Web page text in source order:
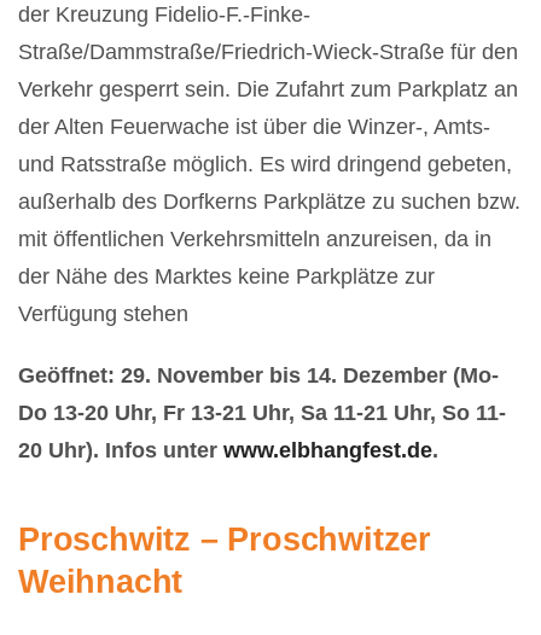
der Kreuzung Fidelio-F.-Finke-
Straße/Dammstraße/Friedrich-Wieck-Straße für den
Verkehr gesperrt sein. Die Zufahrt zum Parkplatz an
der Alten Feuerwache ist über die Winzer-, Amts-
und Ratsstraße möglich. Es wird dringend gebeten,
außerhalb des Dorfkerns Parkplätze zu suchen bzw.
mit öffentlichen Verkehrsmitteln anzureisen, da in
der Nähe des Marktes keine Parkplätze zur
Verfügung stehen
Geöffnet: 29. November bis 14. Dezember (Mo-
Do 13-20 Uhr, Fr 13-21 Uhr, Sa 11-21 Uhr, So 11-
20 Uhr). Infos unter www.elbhangfest.de.
Proschwitz – Proschwitzer
Weihnacht